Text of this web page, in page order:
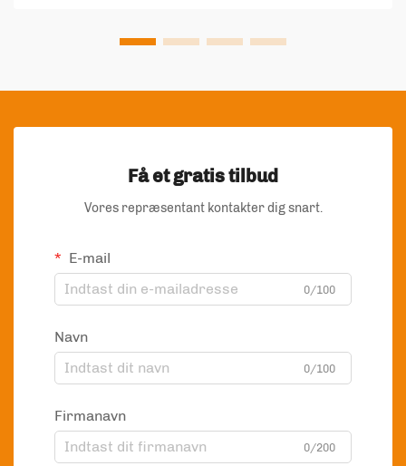
miljøpåvirkningen uden at kompromittere produktets
muligheder for at balancere mellem økologiske mål og
Få et gratis tilbud
Vores repræsentant kontakter dig snart.
E-mail
0/100
Navn
0/100
Firmanavn
0/200